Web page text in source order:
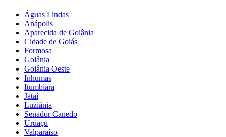
Águas Lindas
Anápolis
Aparecida de Goiânia
Cidade de Goiás
Formosa
Goiânia
Goiânia Oeste
Inhumas
Itumbiara
Jataí
Luziânia
Senador Canedo
Uruaçu
Valparaíso